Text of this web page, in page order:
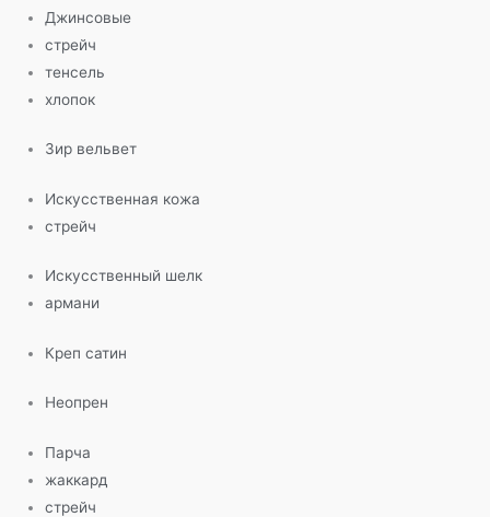
Джинсовые
стрейч
тенсель
хлопок
Зир вельвет
Искусственная кожа
стрейч
Искусственный шелк
армани
Креп сатин
Неопрен
Парча
жаккард
стрейч